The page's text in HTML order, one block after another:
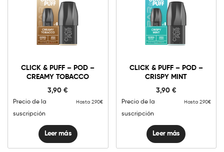
CLICK & PUFF – POD –
CREAMY TOBACCO
3,90€
Precio de la
suscripción
Hasta 2.90€
Leer más
CLICK & PUFF – POD –
CRISPY MINT
3,90 €
Precio de la
suscripción
Hasta 2.90€
Leer más